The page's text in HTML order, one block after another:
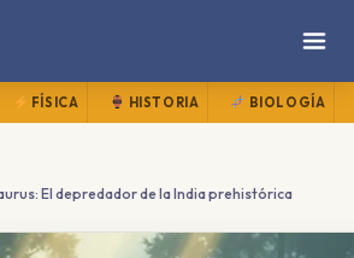
FÍSICA HISTORIA BIOLOGÍA
El depredador de la India prehistórica